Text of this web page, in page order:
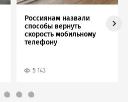
Россиянам назвали
способы вернуть
скорость мобильному
телефону
5 143